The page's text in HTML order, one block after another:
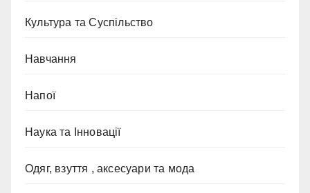
Культура та Суспільство
Навчання
Напої
Наука та Інновації
Одяг, взуття , аксесуари та мода